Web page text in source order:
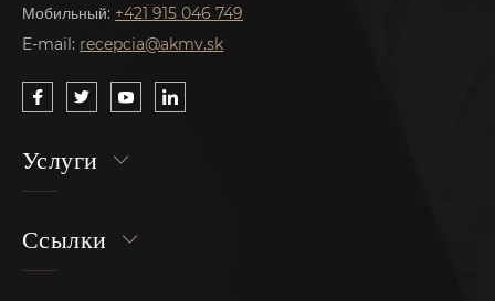
Мобильный: +421 915 046 749
E-mail: recepcia@akmv.sk
Услуги
Ссылки